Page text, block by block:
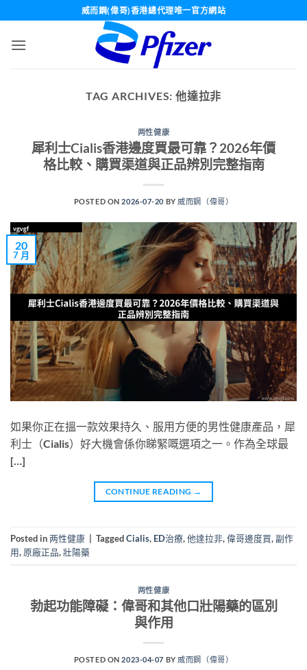
content
威而鋼(偉哥)香港總代理唯一官方網站
TAG ARCHIVES: 他達拉非
两性健康
犀利士Cialis香港邊度買最可靠？2026年價
格比較、購買渠道與正品辨別完整指南
POSTED ON2026-07-20 BY 威而鋼（偉哥）
20
7 月
如果你正在搵一款效果持久、服用方便的男性健康產品，犀
利士（Cialis）好大機會係你睇緊嘅選項之一。作為全球最
[…]
CONTINUE READING →
Posted in两性健康 TaggedCialis, ED治療,他達拉非,偉哥邊度買,副作
用, 原廠正品,壯陽藥
两性健康
勃起功能障礙：偉哥和其他口壯陽藥的區別
與作用
POSTED ON2023-04-07 BY 威而鋼（偉哥）